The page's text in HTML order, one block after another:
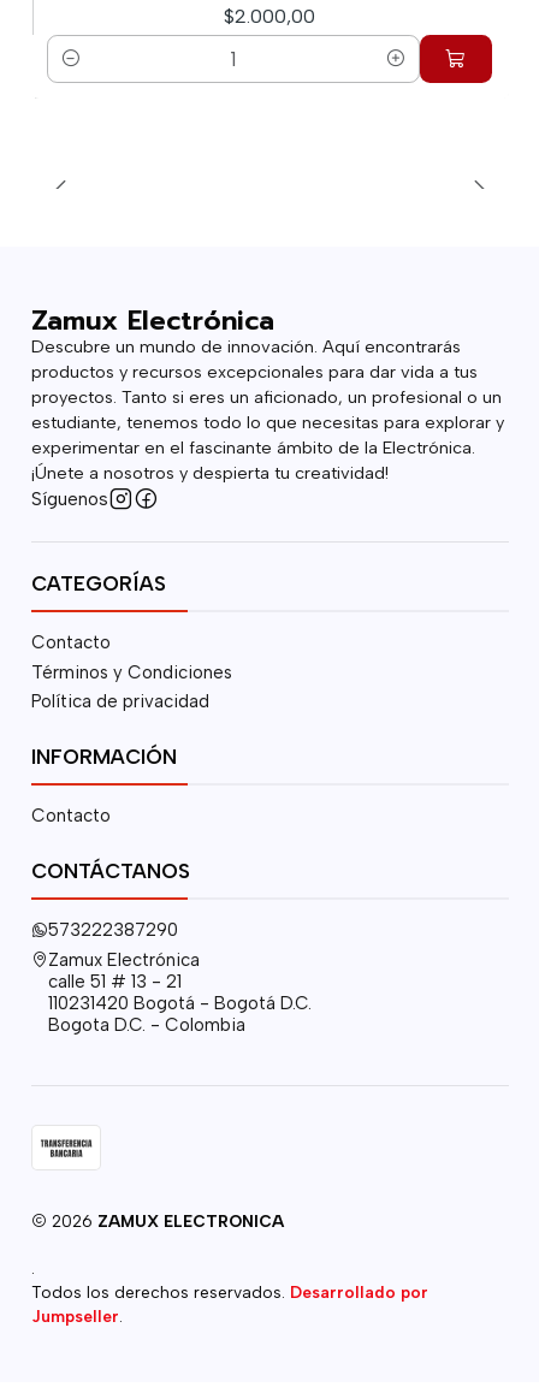
$2.000,00
Cantidad
Zamux Electrónica
Descubre un mundo de innovación. Aquí encontrarás
productos y recursos excepcionales para dar vida a tus
proyectos. Tanto si eres un aficionado, un profesional o un
estudiante, tenemos todo lo que necesitas para explorar y
experimentar en el fascinante ámbito de la Electrónica.
¡Únete a nosotros y despierta tu creatividad!
Síguenos
CATEGORÍAS
Contacto
Términos y Condiciones
Política de privacidad
INFORMACIÓN
Contacto
CONTÁCTANOS
573222387290
Zamux Electrónica
calle 51 # 13 - 21
110231420 Bogotá - Bogotá D.C.
Bogota D.C. - Colombia
2026 ZAMUX ELECTRONICA
.
Todos los derechos reservados. Desarrollado por
Jumpseller.